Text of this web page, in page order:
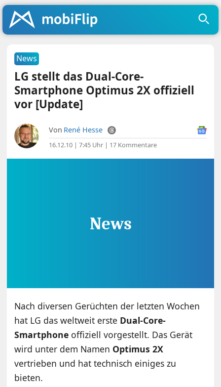
News
LG stellt das Dual-Core-
Smartphone Optimus 2X offiziell
vor [Update]
Von René Hesse
16.12.10 | 7:45 Uhr | 17 Kommentare
Nach diversen Gerüchten der letzten Wochen
hat LG das weltweit erste Dual-Core-
Smartphone offiziell vorgestellt. Das Gerät
wird unter dem Namen Optimus 2X
vertrieben und hat technisch einiges zu
bieten.